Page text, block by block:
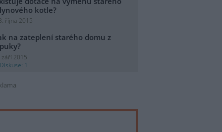
kotle?
října 2015
na zateplení starého domu z
září 2015
Diskuse: 1